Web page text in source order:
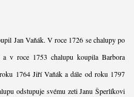
Jan Vaňák. V roce 1726 se chalupy po
v roce 1753 chalupu koupila Barbora
1764 Jiří Vaňák a dále od roku 1797
odstupuje svému zeti Janu Šperlíkovi